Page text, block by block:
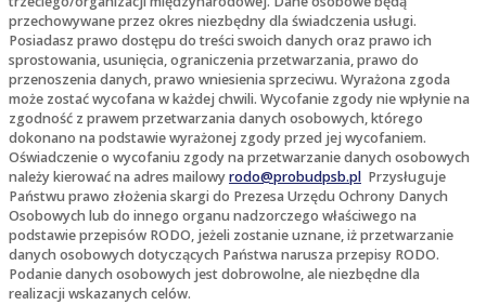
przechowywane przez okres niezbędny dla świadczenia usługi.
Posiadasz prawo dostępu do treści swoich danych oraz prawo ich
sprostowania, usunięcia, ograniczenia przetwarzania, prawo do
przenoszenia danych, prawo wniesienia sprzeciwu. Wyrażona zgoda
może zostać wycofana w każdej chwili. Wycofanie zgody nie wpłynie na
zgodność z prawem przetwarzania danych osobowych, którego
dokonano na podstawie wyrażonej zgody przed jej wycofaniem.
Oświadczenie o wycofaniu zgody na przetwarzanie danych osobowych
należy kierować na adres mailowyrodo@probudpsb.pl Przysługuje
Państwu prawo złożenia skargi do Prezesa Urzędu Ochrony Danych
Osobowych lub do innego organu nadzorczego właściwego na
podstawie przepisów RODO, jeżeli zostanie uznane, iż przetwarzanie
danych osobowych dotyczących Państwa narusza przepisy RODO.
Podanie danych osobowych jest dobrowolne, ale niezbędne dla
realizacji wskazanych celów.